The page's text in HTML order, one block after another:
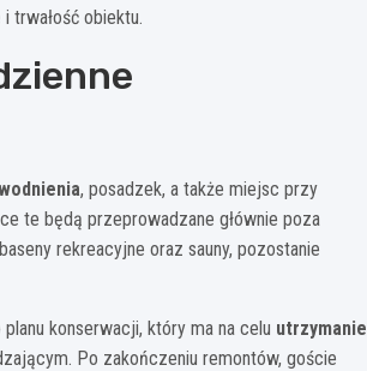
trwałość obiektu.
, posadzek, a także miejsc przy
te będą przeprowadzane głównie poza
rekreacyjne oraz sauny, pozostanie
konserwacji, który ma na celu utrzymanie
Po zakończeniu remontów, goście